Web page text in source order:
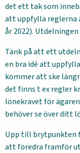
det ett tak som
att uppfylla reglerna
år 2022).
Tänk på att ett
en bra idé att
kommer att ske
det finns t ex regler
lönekravet för
behöver se över ditt
Upp till brytpunkten
att föredra framför